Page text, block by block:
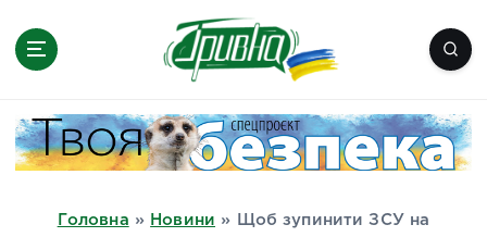
Миколаїв, Одеса, Мелітополь
Головна » Новини »
Щоб зупинити ЗСУ на